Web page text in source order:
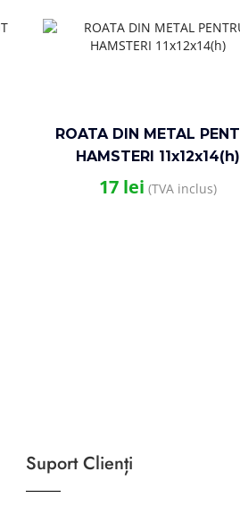
ROATA DIN METAL
HAMSTERI 11x12x14(h)
17 lei (TVA inclus)
Suport Clienți